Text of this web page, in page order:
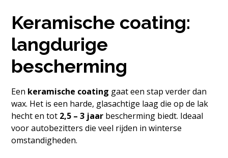
Keramische coating:
langdurige
bescherming
Een keramische coating gaat een stap verder dan
wax. Het is een harde, glasachtige laag die op de lak
hecht en tot 2,5 – 3 jaar bescherming biedt. Ideaal
voor autobezitters die veel rijden in winterse
omstandigheden.